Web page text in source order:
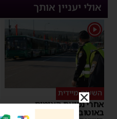
אולי יעניין אותך
1
השעיה מיידית
אחרי נסיעת האימים
באוטובוס מאשדוד: הנהג